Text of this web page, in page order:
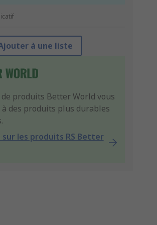
à une liste
produits Better World vous
des produits plus durables
sur les produits RS Better